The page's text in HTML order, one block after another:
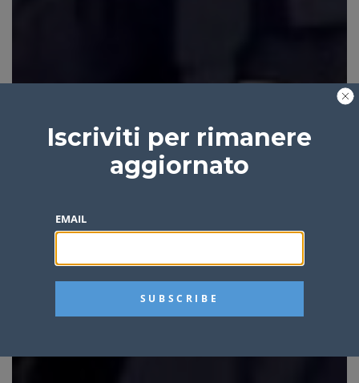
Iscriviti per rimanere
aggiornato
EMAIL